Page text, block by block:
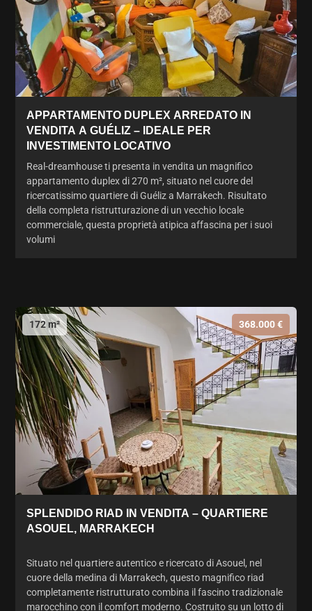
APPARTAMENTO DUPLEX ARREDATO IN
VENDITA A GUÉLIZ – IDEALE PER
INVESTIMENTO LOCATIVO
Real-dreamhouse ti presenta in vendita un magnifico
appartamento duplex di 270 m², situato nel cuore del
ricercatissimo quartiere di Guéliz a Marrakech. Risultato
della completa ristrutturazione di un vecchio locale
commerciale, questa proprietà atipica affascina per i suoi
volumi
172 m² 368.000 €
SPLENDIDO RIAD IN VENDITA – QUARTIERE
ASOUEL, MARRAKECH
Situato nel quartiere autentico e ricercato di Asouel, nel
cuore della medina di Marrakech, questo magnifico riad
completamente ristrutturato combina il fascino tradizionale
marocchino con il comfort moderno. Costruito su un lotto di